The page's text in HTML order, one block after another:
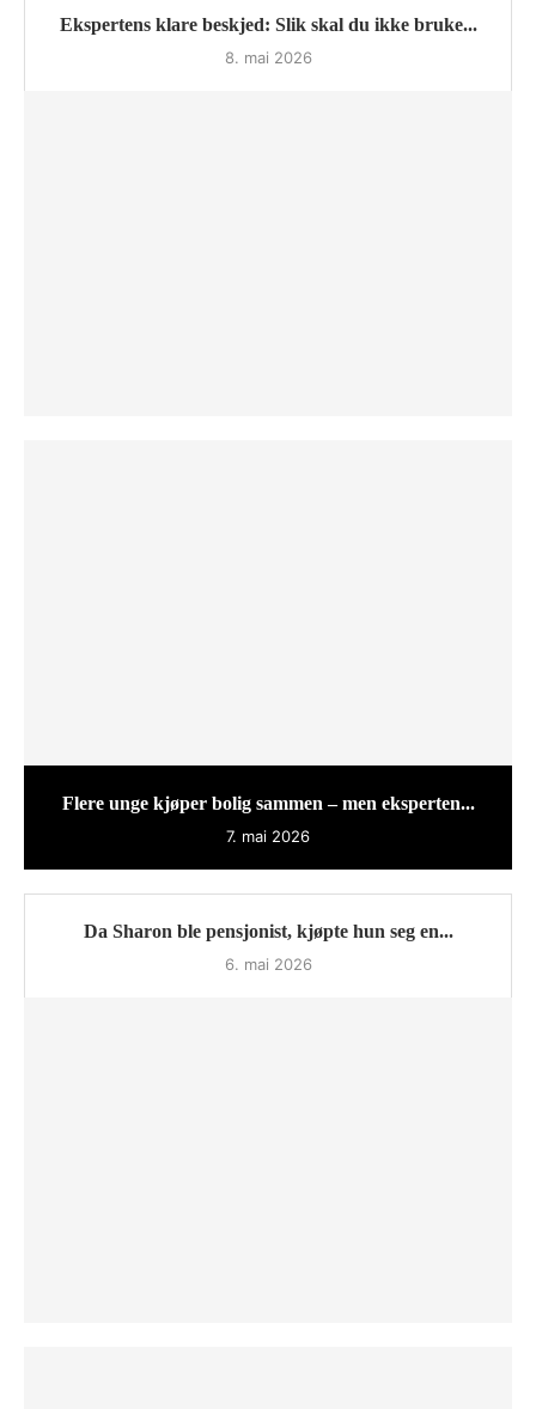
Ekspertens klare beskjed: Slik skal du ikke bruke...
8. mai 2026
Flere unge kjøper bolig sammen – men eksperten...
7. mai 2026
Da Sharon ble pensjonist, kjøpte hun seg en...
6. mai 2026